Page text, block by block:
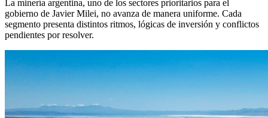
La minería argentina, uno de los sectores prioritarios para el
gobierno de Javier Milei, no avanza de manera uniforme. Cada
segmento presenta distintos ritmos, lógicas de inversión y conflictos
pendientes por resolver.